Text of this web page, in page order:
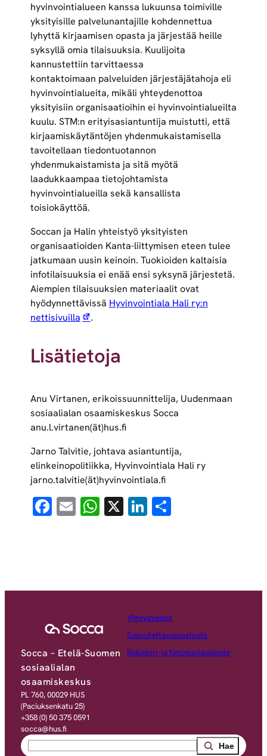
hyvinvointialueen kanssa lukuunsa toimiville
yksityisille palvelunantajille kohdennettua
lyhyttä kirjaamisen opasta ja järjestää heille
syksyllä omia tilaisuuksia. Kuulijoita
kannustettiin tarvittaessa
kontaktoimaan palveluiden järjestäjätahoja eli
hyvinvointialueita, mikäli yhteydenottoa
yksityisiin organisaatioihin ei hyvinvointialueilta
kuulu. STM:n erityisasiantuntija muistutti, että
kirjaamiskäytäntöjen yhdenmukaistamisella
tavoitellaan tiedontuotannon
yhdenmukaistamista ja sitä myötä
laadukkaampaa tietojohtamista
hyvinvointialueilla sekä kansallista
toisiokäyttöä.
Soccan ja Halin yhteistyö yksityisten
organisaatioiden Kanta-liittymisen eteen tulee
jatkumaan uusin keinoin. Tuokioiden kaltaisia
infotilaisuuksia ei enää ensi syksynä järjestetä.
Aiempien tilaisuuksien materiaalit ovat
hyödynnettävissä Hyvinvointiala Hali ry:n
nettisivuilla
.
Lisätietoja
Anu Virtanen, erikoissuunnittelija, Uudenmaan
sosiaalialan osaamiskeskus Socca
anu.l.virtanen(ät)hus.fi
Jarno Talvitie, johtava asiantuntija,
elinkeinopolitiikka, Hyvinvointiala Hali ry
jarno.talvitie(ät)hyvinvointiala.fi
Facebook
EmailWhatsApp
X LinkedIn
Share
Socca – Etelä-Suomen
sosiaalialan
osaamiskeskus
PL 760, 00029 HUS
(Paciuksenkatu 25)
+358 (0) 50 375 0591
socca@hus.fi
Yhteystiedot
Saavutettavuusseloste
Rekisteri- ja tietosuojaseloste
Search